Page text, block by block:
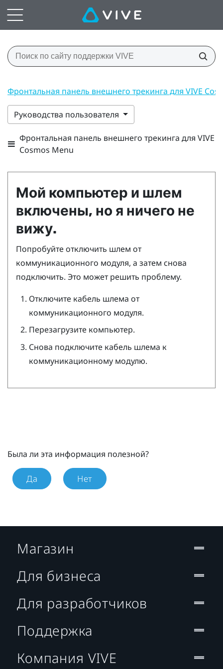
Фронтальная панель внешнего трекинга для VIVE
Руководства пользователя
Фронтальная панель внешнего трекинга для VIVE
Cosmos Menu
Мой компьютер и шлем
включены, но я ничего не
вижу.
Попробуйте отключить шлем от
коммуникационного модуля, а затем снова
подключить. Это может решить проблему.
Отключите кабель шлема от
коммуникационного модуля.
Перезагрузите компьютер.
Снова подключите кабель шлема к
коммуникационному модулю.
Была ли эта информация полезной?
Да Нет
Магазин
Для бизнеса
Для разработчиков
Поддержка
Компания VIVE